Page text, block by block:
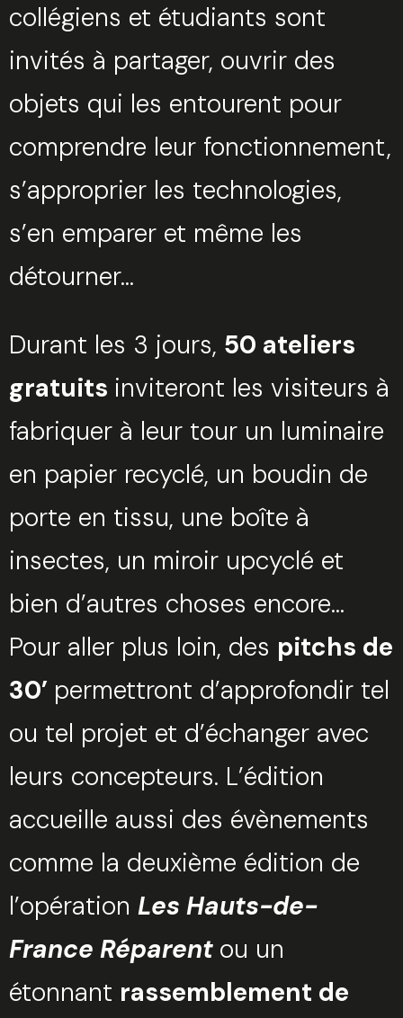
collégiens et étudiants sont
invités à partager, ouvrir des
objets qui les entourent pour
comprendre leur fonctionnement,
s’approprier les technologies,
s’en emparer et même les
détourner…
Durant les 3 jours, 50 ateliers
gratuits inviteront les visiteurs à
fabriquer à leur tour un luminaire
en papier recyclé, un boudin de
porte en tissu, une boîte à
insectes, un miroir upcyclé et
bien d’autres choses encore…
Pour aller plus loin, des pitchs de
30’ permettront d’approfondir tel
ou tel projet et d’échanger avec
leurs concepteurs. L’édition
accueille aussi des évènements
comme la deuxième édition de
l’opération Les Hauts-de-
France Réparent ou un
étonnant rassemblement de
Sélectionnez une manufacture
Sélectionnez une durée